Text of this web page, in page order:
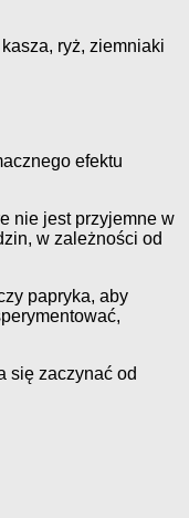
ryż, ziemniaki
efektu
nie jest przyjemne w
w zależności od
papryka, aby
się zaczynać od